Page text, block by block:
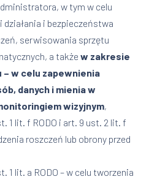
w tym w celu
działania i bezpieczeństwa
serwisowania sprzętu
a takżew zakresie
– w celu zapewnienia
danych i mienia w
wizyjnym,
1 lit. f RODO i art. 9 ust. 2 lit. f
roszczeń lub obrony przed
1 lit. a RODO – w celu tworzenia